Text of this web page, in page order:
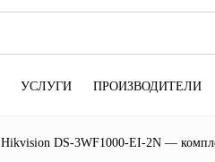
УСЛУГИ ПРОИЗВОДИТЕЛИ
Hikvision DS-3WF1000-EI-2N —